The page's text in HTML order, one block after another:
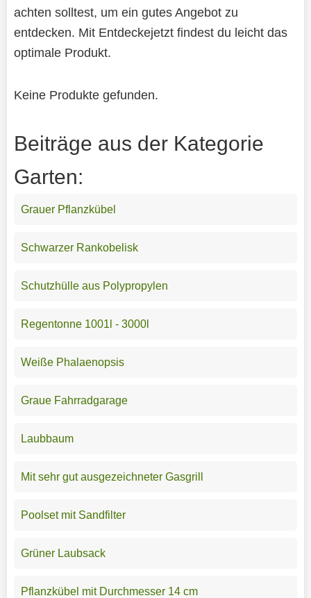
achten solltest, um ein gutes Angebot zu
entdecken. Mit Entdeckejetzt findest du leicht das
optimale Produkt.
Keine Produkte gefunden.
Beiträge aus der Kategorie
Garten:
Grauer Pflanzkübel
Schwarzer Rankobelisk
Schutzhülle aus Polypropylen
Regentonne 1001l - 3000l
Weiße Phalaenopsis
Graue Fahrradgarage
Laubbaum
Mit sehr gut ausgezeichneter Gasgrill
Poolset mit Sandfilter
Grüner Laubsack
Pflanzkübel mit Durchmesser 14 cm